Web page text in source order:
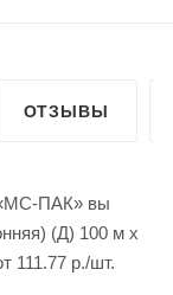
ОТЗЫВЫ
«МС-ПАК» вы
(Д) 100 м х
111.77 р./шт.